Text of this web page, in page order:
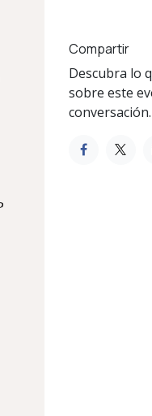
Compartir
Descubra lo
sobre este
conversación.